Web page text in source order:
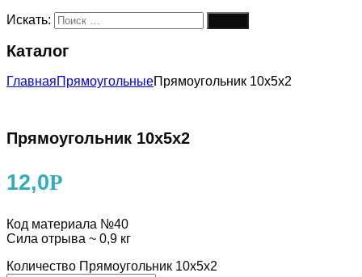
Искать:
Каталог
ГлавнаяПрямоугольныеПрямоугольник 10х5х2
Прямоугольник 10х5х2
12,0Р
Код материала №40
Сила отрыва ~ 0,9 кг
Количество Прямоугольник 10х5х2